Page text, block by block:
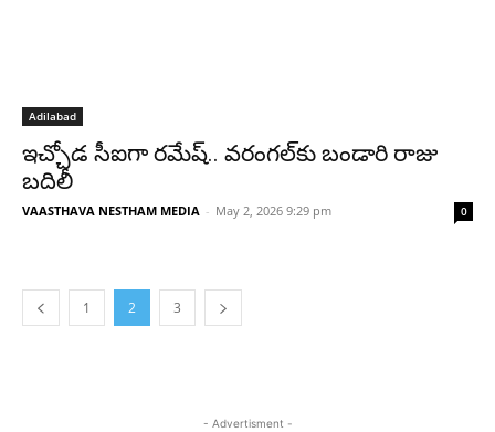
Adilabad
ఇచ్చోడ సీఐగా రమేష్.. వరంగల్‌కు బండారి రాజు
బదిలీ
VAASTHAVA NESTHAM MEDIA - May 2, 2026 9:29 pm 0
1 2 3
- Advertisment -